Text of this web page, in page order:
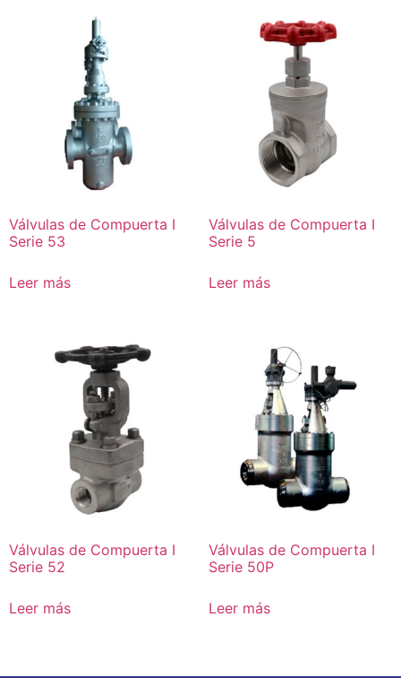
Válvulas de Compuerta I
Serie 53
Leer más
Válvulas de Compuerta I
Serie 5
Leer más
Válvulas de Compuerta I
Serie 52
Leer más
Válvulas de Compuerta I
Serie 50P
Leer más